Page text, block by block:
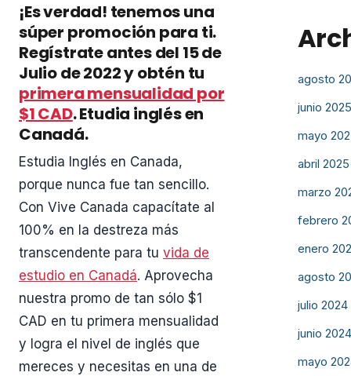
¡Es verdad! tenemos una
súper promoción para ti.
Regístrate antes del 15 de
Julio de 2022 y obtén tu
primera mensualidad por
$1 CAD. Etudia inglés en
Canadá.
Estudia Inglés en Canada,
porque nunca fue tan sencillo.
Con Vive Canada capacítate al
100% en la destreza más
transcendente para tu vida de
estudio en Canadá. Aprovecha
nuestra promo de tan sólo $1
CAD en tu primera mensualidad
y logra el nivel de inglés que
mereces y necesitas en una de
agosto
junio 2025
mayo
abril 2025
marzo
febrero
enero
agosto
julio 2024
junio 2024
mayo